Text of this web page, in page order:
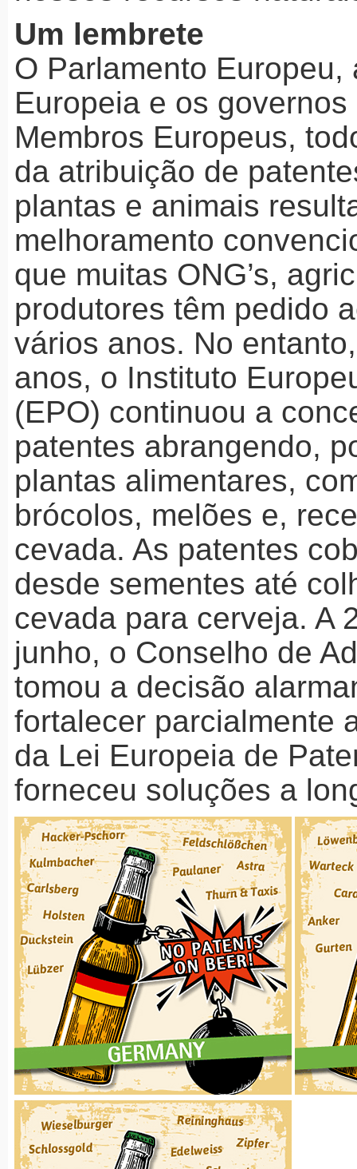
Um lembrete
O Parlamento Europeu,
Europeia e os
Membros Europeus,
da atribuição de
plantas e animais
melhoramento
que muitas ONG’s,
produtores têm pedido
vários anos. No
anos, o Instituto
(EPO) continuou a
patentes abrangendo,
plantas alimentares,
brócolos, melões e,
cevada. As patentes
desde sementes até
cevada para cerveja. A
junho, o Conselho de
tomou a decisão
fortalecer parcialmente
da Lei Europeia de
forneceu soluções a